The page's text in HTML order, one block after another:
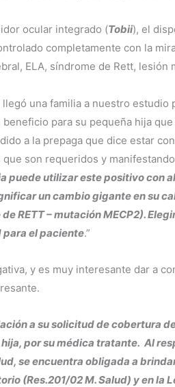
ocular integrado (Tobii), el
completamente con la
ELA, síndrome de Rett, lesión
una familia a nuestro
para su pequeña hija
a la prepaga que dice estar
son requeridos y
puede utilizar este positivo con
un cambio gigante en su
RETT – mutación MECP2).
el paciente.”
y es muy interesante dar a
a su solicitud de cobertura
por su médica tratante. Al
se encuentra obligada a
(Res.201/02 M. Salud) y en la